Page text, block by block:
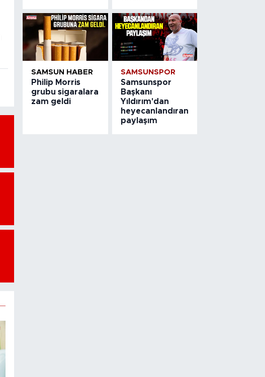
SAMSUN HABER
Philip Morris
grubu sigaralara
zam geldi
SAMSUNSPOR
Samsunspor
Başkanı
Yıldırım'dan
heyecanlandıran
paylaşım